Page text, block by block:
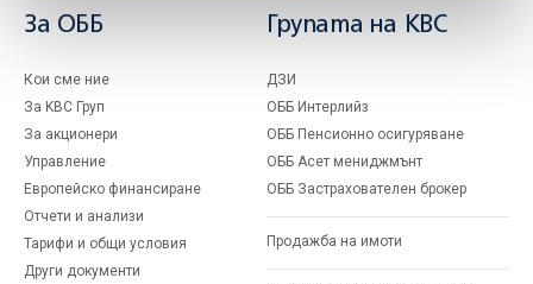
За ОББ
Кои сме ние
За KBC Груп
За акционери
Управление
Европейско финансиране
Отчети и анализи
Тарифи и общи условия
Други документи
Групата на KBC
ДЗИ
ОББ Интерлийз
ОББ Пенсионно осигуряване
ОББ Асет мениджмънт
ОББ Застрахователен брокер
Продажба на имоти